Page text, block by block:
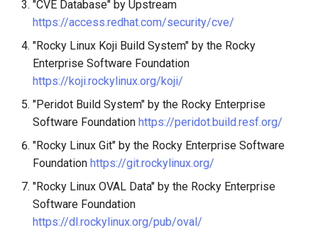
"CVE Database" by Upstream
https://access.redhat.com/security/cve/
"Rocky Linux Koji Build System" by the Rocky
Enterprise Software Foundation
https://koji.rockylinux.org/koji/
"Peridot Build System" by the Rocky Enterprise
Software Foundation https://peridot.build.resf.org/
"Rocky Linux Git" by the Rocky Enterprise Software
Foundation https://git.rockylinux.org/
"Rocky Linux OVAL Data" by the Rocky Enterprise
Software Foundation
https://dl.rockylinux.org/pub/oval/